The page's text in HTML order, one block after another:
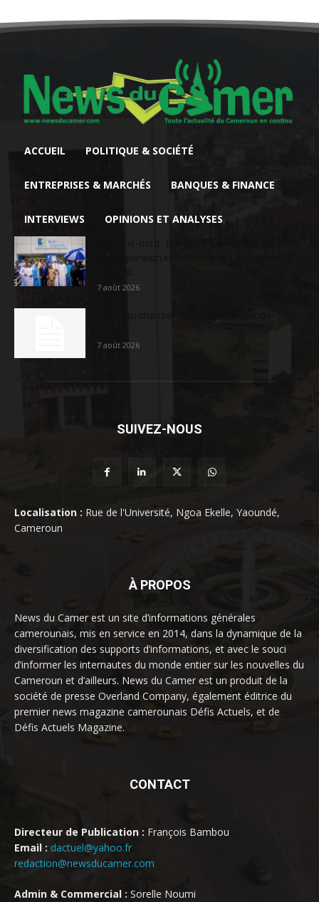
ACCUEIL POLITIQUE & SOCIÉTÉ
ENTREPRISES & MARCHÉS BANQUES & FINANCE
INTERVIEWS OPINIONS ET ANALYSES
7 août 2026
7 août 2026
SUIVEZ-NOUS
Localisation : Rue de l'Université, Ngoa Ekelle, Yaoundé,
Cameroun
À PROPOS
News du Camer est un site d’informations générales
camerounais, mis en service en 2014, dans la dynamique de la
diversification des supports d’informations, et avec le souci
d’informer les internautes du monde entier sur les nouvelles du
Cameroun et d’ailleurs. News du Camer est un produit de la
société de presse Overland Company, également éditrice du
premier news magazine camerounais Défis Actuels, et de
Défis Actuels Magazine.
CONTACT
Directeur de Publication : François Bambou
Email : dactuel@yahoo.fr
redaction@newsducamer.com
Admin & Commercial : Sorelle Noumi